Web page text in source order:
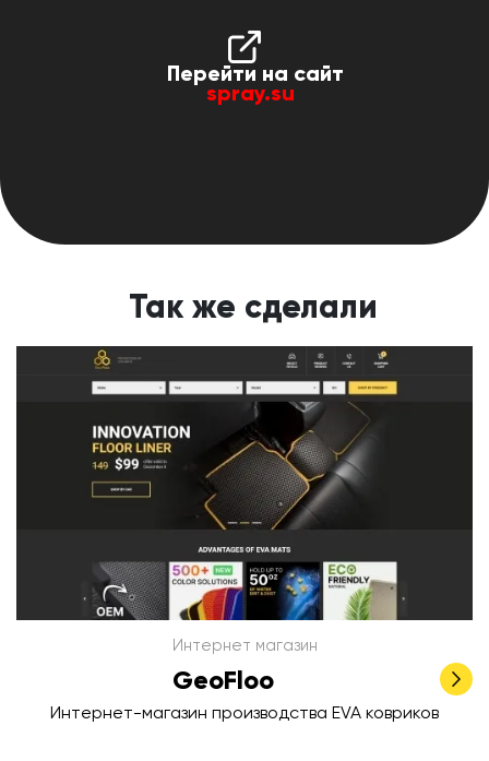
Перейти на сайт
spray.su
Так же сделали
Интернет магазин
GeoFloo
Интернет-магазин производства EVA ковриков